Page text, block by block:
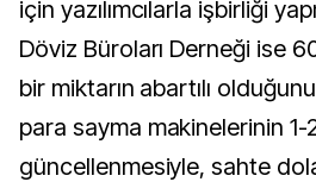
için yazılımcılarla işbirliği
Döviz Büroları Derneği ise
bir miktarın abartılı
para sayma makinelerinin
güncellenmesiyle, sahte